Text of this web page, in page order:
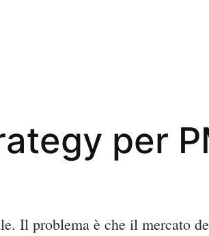
per
Il problema è che il mercato